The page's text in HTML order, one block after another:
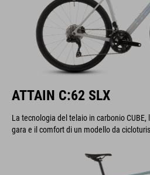
ATTAIN C:62 SLX
La tecnologia del telaio in carbonio
gara e il comfort di un modello da